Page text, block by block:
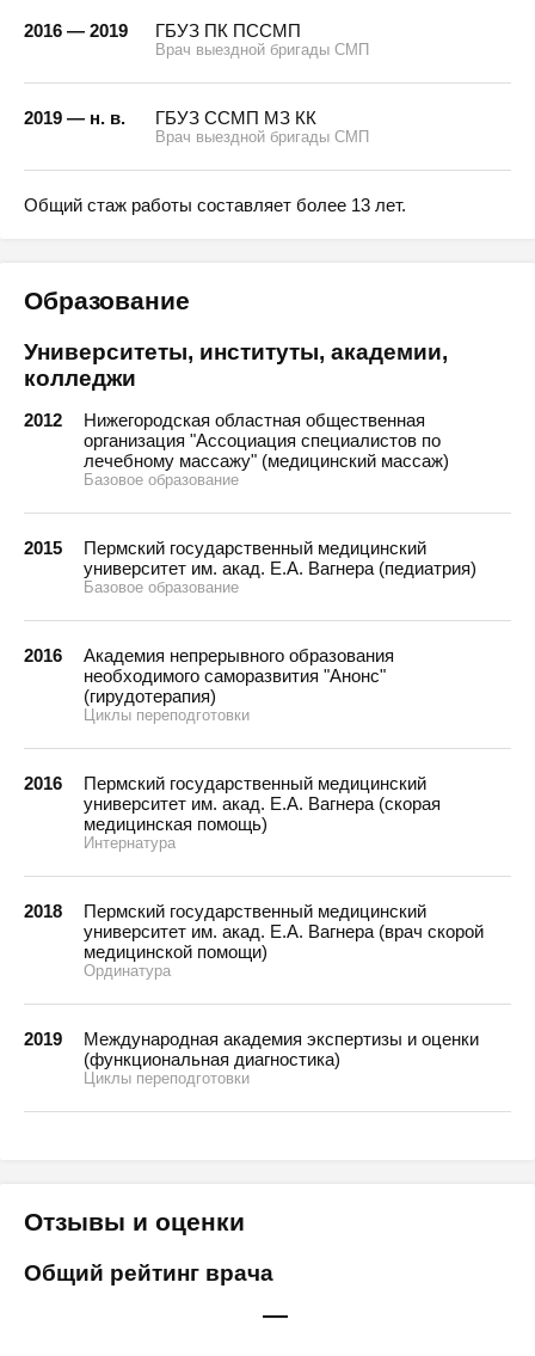
2016 — 2019 ГБУЗ ПК ПССМП
Врач выездной бригады СМП
2019 — н. в. ГБУЗ ССМП МЗ КК
Врач выездной бригады СМП
Общий стаж работы составляет более 13 лет.
Образование
Университеты, институты, академии,
колледжи
2012
Нижегородская областная общественная
организация "Ассоциация специалистов по
лечебному массажу" (медицинский массаж)
Базовое образование
2015
Пермский государственный медицинский
университет им. акад. Е.А. Вагнера (педиатрия)
Базовое образование
2016
Академия непрерывного образования
необходимого саморазвития "Анонс"
(гирудотерапия)
Циклы переподготовки
2016
Пермский государственный медицинский
университет им. акад. Е.А. Вагнера (скорая
медицинская помощь)
Интернатура
2018
Пермский государственный медицинский
университет им. акад. Е.А. Вагнера (врач скорой
медицинской помощи)
Ординатура
2019
Международная академия экспертизы и оценки
(функциональная диагностика)
Циклы переподготовки
Отзывы и оценки
Общий рейтинг врача
—